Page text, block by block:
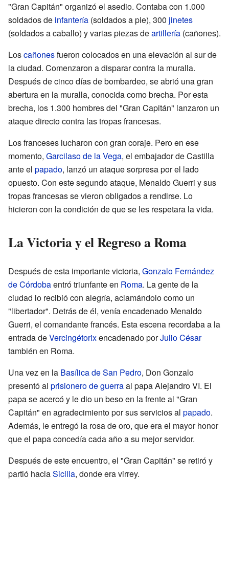
"Gran Capitán" organizó el asedio. Contaba con 1.000
soldados de infantería (soldados a pie), 300 jinetes
(soldados a caballo) y varias piezas deartillería (cañones).
Loscañonesfueron colocados en una elevación al sur de
la ciudad. Comenzaron a disparar contra la muralla.
Después de cinco días de bombardeo, se abrió una gran
abertura en la muralla, conocida como brecha. Por esta
brecha, los 1.300 hombres del "Gran Capitán" lanzaron un
ataque directo contra las tropas francesas.
Los franceses lucharon con gran coraje. Pero en ese
momento, Garcilaso de la Vega, el embajador de Castilla
ante el papado, lanzó un ataque sorpresa por el lado
opuesto. Con este segundo ataque, Menaldo Guerri y sus
tropas francesas se vieron obligados a rendirse. Lo
hicieron con la condición de que se les respetara la vida.
La Victoria y el Regreso a Roma
Después de esta importante victoria, Gonzalo Fernández
de Córdobaentró triunfante en Roma. La gente de la
ciudad lo recibió con alegría, aclamándolo como un
"libertador". Detrás de él, venía encadenado Menaldo
Guerri, el comandante francés. Esta escena recordaba a la
entrada deVercingétorixencadenado porJulio César
también en Roma.
Una vez en la Basílica de San Pedro, Don Gonzalo
presentó al prisionero de guerraal papa Alejandro VI. El
papa se acercó y le dio un beso en la frente al "Gran
Capitán" en agradecimiento por sus servicios al papado.
Además, le entregó la rosa de oro, que era el mayor honor
que el papa concedía cada año a su mejor servidor.
Después de este encuentro, el "Gran Capitán" se retiró y
partió haciaSicilia, donde era virrey.